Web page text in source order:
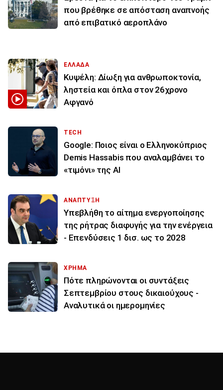
που βρέθηκε σε απόσταση αναπνοής
από επιβατικό αεροπλάνο
ΕΛΛΑΔΑ
Κυψέλη: Δίωξη για ανθρωποκτονία,
ληστεία και όπλα στον 26χρονο
Αφγανό
TECH
Google: Ποιος είναι ο Ελληνοκύπριος
Demis Hassabis που αναλαμβάνει το
«τιμόνι» της ΑΙ
ΑΝΑΠΤΥΞΗ
Υπεβλήθη το αίτημα ενεργοποίησης
της ρήτρας διαφυγής για την ενέργεια
- Επενδύσεις 1 δισ. ως το 2028
ΧΡΗΜΑ
Πότε πληρώνονται οι συντάξεις
Σεπτεμβρίου στους δικαιούχους -
Αναλυτικά οι ημερομηνίες